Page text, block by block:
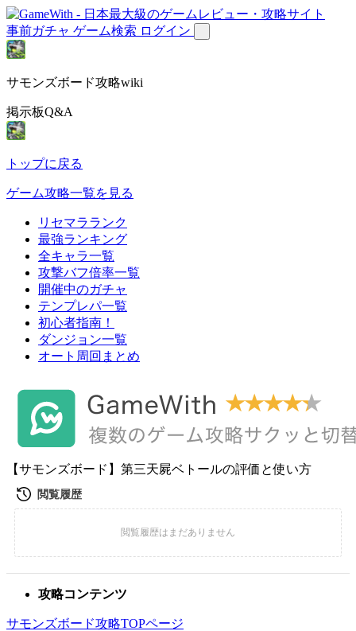
事前ガチャ ゲーム検索 ログイン
サモンズボード攻略wiki
掲示板Q&A
トップに戻る
ゲーム攻略一覧を見る
リセマラランク
最強ランキング
全キャラ一覧
攻撃バフ倍率一覧
開催中のガチャ
テンプレパ一覧
初心者指南！
ダンジョン一覧
オート周回まとめ
【サモンズボード】第三天屍ベトールの評価と使い方
攻略コンテンツ
サモンズボード攻略TOPページ